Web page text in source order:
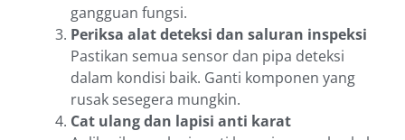
gangguan fungsi.
Periksa alat deteksi dan saluran inspeksi
Pastikan semua sensor dan pipa deteksi
dalam kondisi baik. Ganti komponen yang
rusak sesegera mungkin.
Cat ulang dan lapisi anti karat